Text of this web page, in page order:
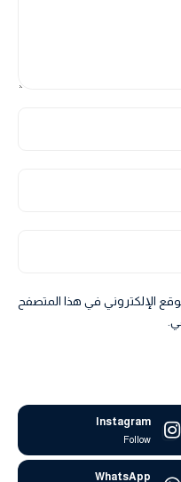
الإلكتروني في هذا المتصفح
Instagram
Follow
WhatsApp